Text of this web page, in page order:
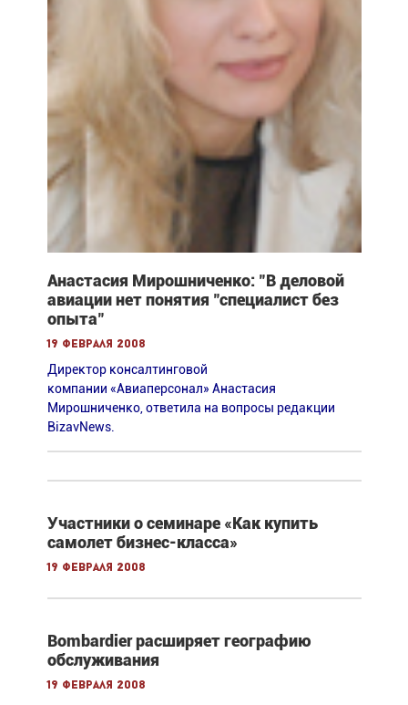
Анастасия Мирошниченко: "В деловой
авиации нет понятия "специалист без
опыта"
19 февраля 2008
Директор консалтинговой
компании «Авиаперсонал» Анастасия
Мирошниченко, ответила на вопросы редакции
BizavNews.
Участники о семинаре «Как купить
самолет бизнес-класса»
19 февраля 2008
Bombardier расширяет географию
обслуживания
19 февраля 2008